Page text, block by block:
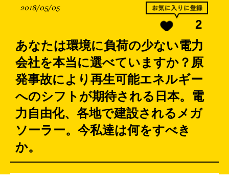
2018/05/05
2
あなたは環境に負荷の少ない電力
会社を本当に選べていますか？原
発事故により再生可能エネルギー
へのシフトが期待される日本。電
力自由化、各地で建設されるメガ
ソーラー。今私達は何をすべき
か。